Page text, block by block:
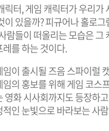
릭터, 게임 캐릭터가 우리가
이 있을까? 피규어나 홀로
람들이 떠올리는 모습은 그
를 하는 것이다.
이 출시될 즈음 스파이럴
의 홍보를 위해 게임 코스
영화 시사회까지도 등장하
인 눈빛으로 바라보는 사